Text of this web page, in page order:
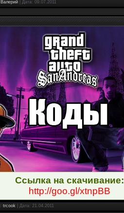
Валерий | Дата: 09.07.2011
Ссылка на скачивание:
http://goo.gl/xtnpBB
trcook | Дата: 21.04.2011